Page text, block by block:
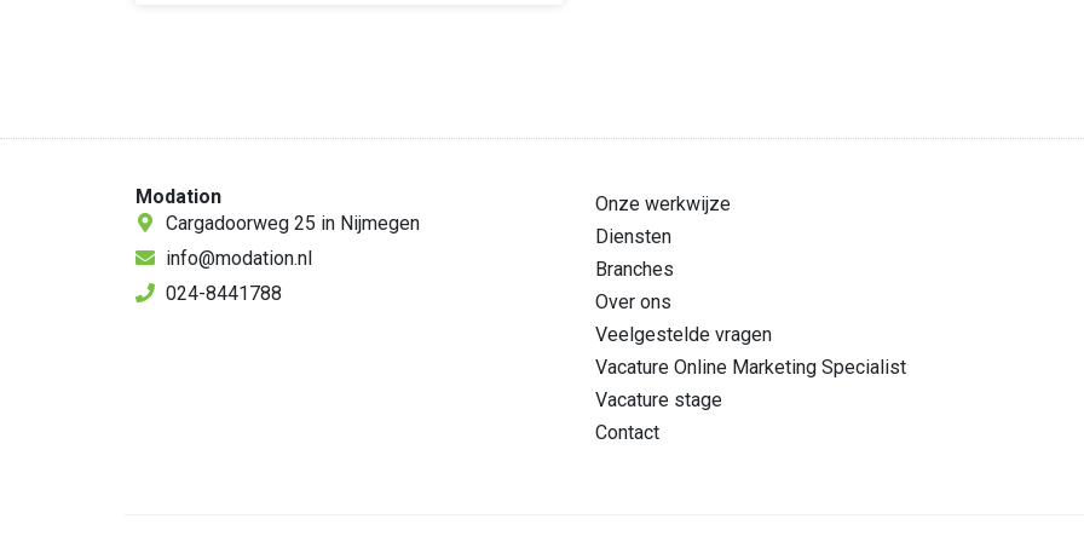
Modation
Cargadoorweg 25 in Nijmegen
info@modation.nl
024-8441788
Onze werkwijze
Diensten
Branches
Over ons
Veelgestelde vragen
Vacature Online Marketing Specialist
Vacature stage
Contact